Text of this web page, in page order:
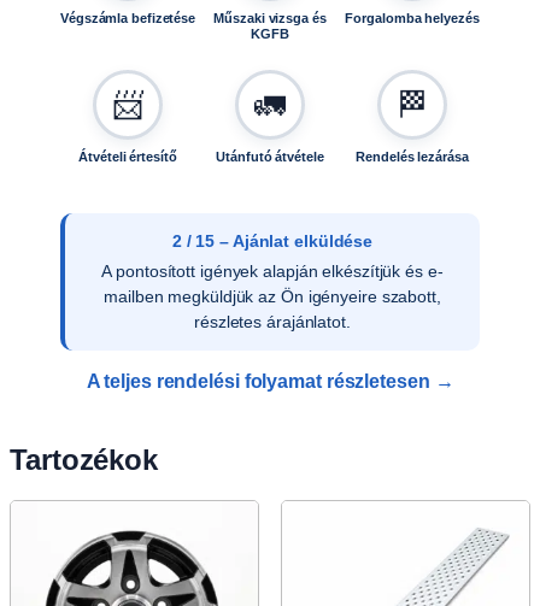
Végszámla befizetése
Műszaki vizsga és
KGFB
Forgalomba helyezés
📨
Átvételi értesítő
🚛
Utánfutó átvétele
🏁
Rendelés lezárása
3 / 15 – Ajánlat elfogadása
Az ajánlat írásos elfogadását követően
ellenőrizzük a vevői adatokat, és rendelését
rögzítjük rendszerünkben.
A teljes rendelési folyamat részletesen →
Tartozékok